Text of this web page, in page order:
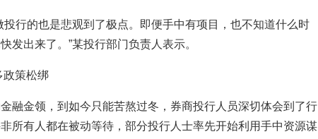
投行的也是悲观到了极点。即便手中有项目，也不知道什么时
发出来了。”某投行部门负责人表示。
政策松绑
融金领，到如今只能苦熬过冬，券商投行人员深切体会到了行
所有人都在被动等待，部分投行人士率先开始利用手中资源谋